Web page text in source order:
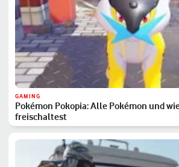
GAMING
Pokémon Pokopia: Alle Pokémon und
freischaltest